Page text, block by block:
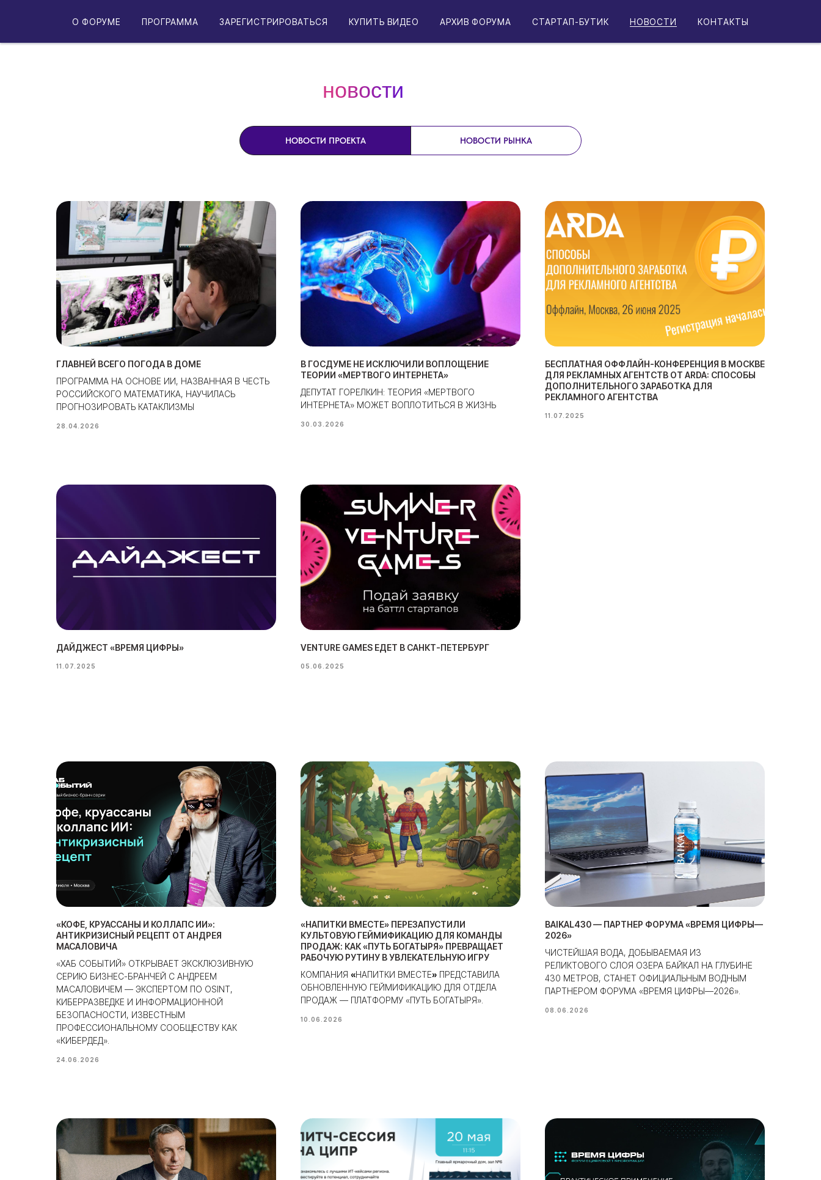
О ФОРУМЕ ПРОГРАММА ЗАРЕГИСТРИРОВАТЬСЯ КУПИТЬ ВИДЕО АРХИВ ФОРУМА СТАРТАП-БУТИК НОВОСТИ КОНТАКТЫ
изменениях в жизни нашего сообщества. Будьте в центре событий вместе с форумом «Время цифры».
новости
НОВОСТИ ПРОЕКТА НОВОСТИ РЫНКА
ГЛАВНЕЙ ВСЕГО ПОГОДА В ДОМЕ
ПРОГРАММА НА ОСНОВЕ ИИ, НАЗВАННАЯ В ЧЕСТЬ
РОССИЙСКОГО МАТЕМАТИКА, НАУЧИЛАСЬ
ПРОГНОЗИРОВАТЬ КАТАКЛИЗМЫ
28.04.2026
В ГОСДУМЕ НЕ ИСКЛЮЧИЛИ ВОПЛОЩЕНИЕ
ТЕОРИИ «МЕРТВОГО ИНТЕРНЕТА»
ДЕПУТАТ ГОРЕЛКИН: ТЕОРИЯ «МЕРТВОГО
ИНТЕРНЕТА» МОЖЕТ ВОПЛОТИТЬСЯ В ЖИЗНЬ
30.03.2026
БЕСПЛАТНАЯ ОФФЛАЙН-КОНФЕРЕНЦИЯ В МОСКВЕ
ДЛЯ РЕКЛАМНЫХ АГЕНТСТВ ОТ ARDA: СПОСОБЫ
ДОПОЛНИТЕЛЬНОГО ЗАРАБОТКА ДЛЯ
РЕКЛАМНОГО АГЕНТСТВА
11.07.2025
ДАЙДЖЕСТ «ВРЕМЯ ЦИФРЫ»
11.07.2025
VENTURE GAMES ЕДЕТ В САНКТ-ПЕТЕРБУРГ
05.06.2025
«КОФЕ, КРУАССАНЫ И КОЛЛАПС ИИ»:
АНТИКРИЗИСНЫЙ РЕЦЕПТ ОТ АНДРЕЯ
МАСАЛОВИЧА
«ХАБ СОБЫТИЙ» ОТКРЫВАЕТ ЭКСКЛЮЗИВНУЮ
СЕРИЮ БИЗНЕС-БРАНЧЕЙ С АНДРЕЕМ
МАСАЛОВИЧЕМ — ЭКСПЕРТОМ ПО OSINT,
КИБЕРРАЗВЕДКЕ И ИНФОРМАЦИОННОЙ
БЕЗОПАСНОСТИ, ИЗВЕСТНЫМ
ПРОФЕССИОНАЛЬНОМУ СООБЩЕСТВУ КАК
«КИБЕРДЕД».
24.06.2026
«НАПИТКИ ВМЕСТЕ» ПЕРЕЗАПУСТИЛИ
КУЛЬТОВУЮ ГЕЙМИФИКАЦИЮ ДЛЯ КОМАНДЫ
ПРОДАЖ: КАК «ПУТЬ БОГАТЫРЯ» ПРЕВРАЩАЕТ
РАБОЧУЮ РУТИНУ В УВЛЕКАТЕЛЬНУЮ ИГРУ
КОМПАНИЯ «НАПИТКИ ВМЕСТЕ» ПРЕДСТАВИЛА
ОБНОВЛЕННУЮ ГЕЙМИФИКАЦИЮ ДЛЯ ОТДЕЛА
ПРОДАЖ — ПЛАТФОРМУ «ПУТЬ БОГАТЫРЯ».
10.06.2026
BAIKAL430 — ПАРТНЕР ФОРУМА «ВРЕМЯ ЦИФРЫ—
2026»
ЧИСТЕЙШАЯ ВОДА, ДОБЫВАЕМАЯ ИЗ
РЕЛИКТОВОГО СЛОЯ ОЗЕРА БАЙКАЛ НА ГЛУБИНЕ
430 МЕТРОВ, СТАНЕТ ОФИЦИАЛЬНЫМ ВОДНЫМ
ПАРТНЕРОМ ФОРУМА «ВРЕМЯ ЦИФРЫ—2026».
08.06.2026